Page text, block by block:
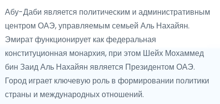
Абу-Даби является политическим и административным
центром ОАЭ, управляемым семьей Аль Нахайян.
Эмират функционирует как федеральная
конституционная монархия, при этом Шейх Мохаммед
бин Заид Аль Нахайян является Президентом ОАЭ.
Город играет ключевую роль в формировании политики
страны и международных отношений.